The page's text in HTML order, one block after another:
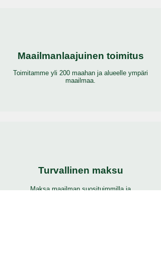
Maailmanlaajuinen toimitus
Toimitamme yli 200 maahan ja alueelle ympäri
maailmaa.
Turvallinen maksu
Maksa maailman suosituimmilla ja